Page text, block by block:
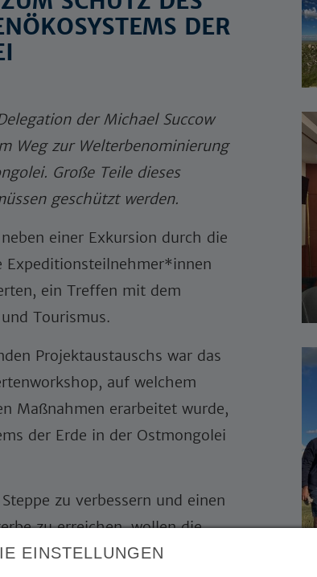
DER E
der Michael Succow
Weg zur Welterbenominierung
Große Teile dieses
geschützt werden.
einer Exkursion durch die
Expeditionsteilnehmer*innen
ein Treffen mit dem
Tourismus.
Projektaustauschs war das
auf welchem
Maßnahmen erarbeitet wurde,
der Erde in der Ostmongolei
zu verbessern und einen
zu erreichen, wollen die
für Umwelt und Tourismus
EINSTELLUNGEN